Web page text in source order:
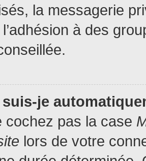
la messagerie
à des
je
cochez pas la case
lors de votre